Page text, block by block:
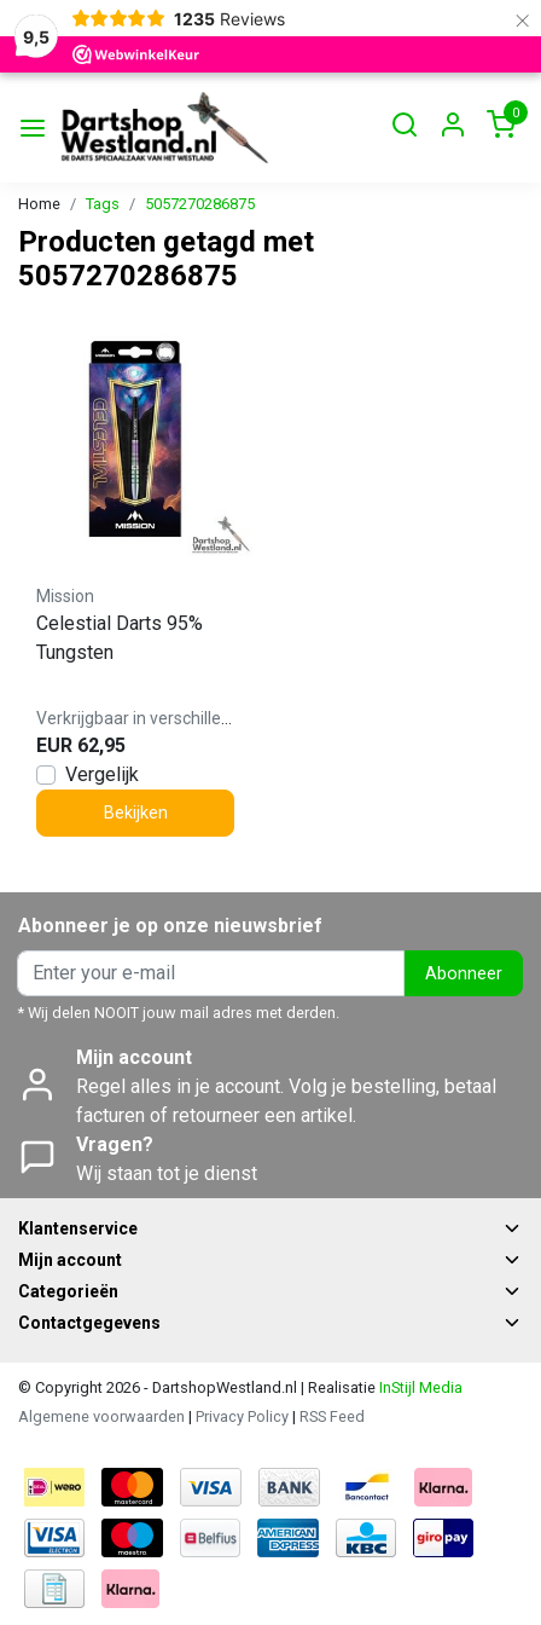
9,5
1235 Reviews ×
0
Home Tags 5057270286875
Producten getagd met
5057270286875
Mission
Celestial Darts 95%
Tungsten
EUR 62,95
Vergelijk
Bekijken
Abonneer je op onze nieuwsbrief
Abonneer
* Wij delen NOOIT jouw mail adres met derden.
Mijn account
Regel alles in je account. Volg je bestelling, betaal
facturen of retourneer een artikel.
Vragen?
Wij staan tot je dienst
Klantenservice
Mijn account
Categorieën
Contactgegevens
© Copyright 2026 - DartshopWestland.nl | Realisatie InStijl Media
Algemene voorwaarden | Privacy Policy | RSS Feed